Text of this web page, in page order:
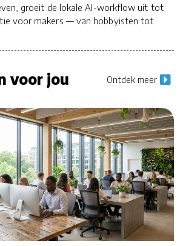
groeit de lokale AI-workflow uit tot
voor makers — van hobbyisten tot
voor jou Ontdek meer